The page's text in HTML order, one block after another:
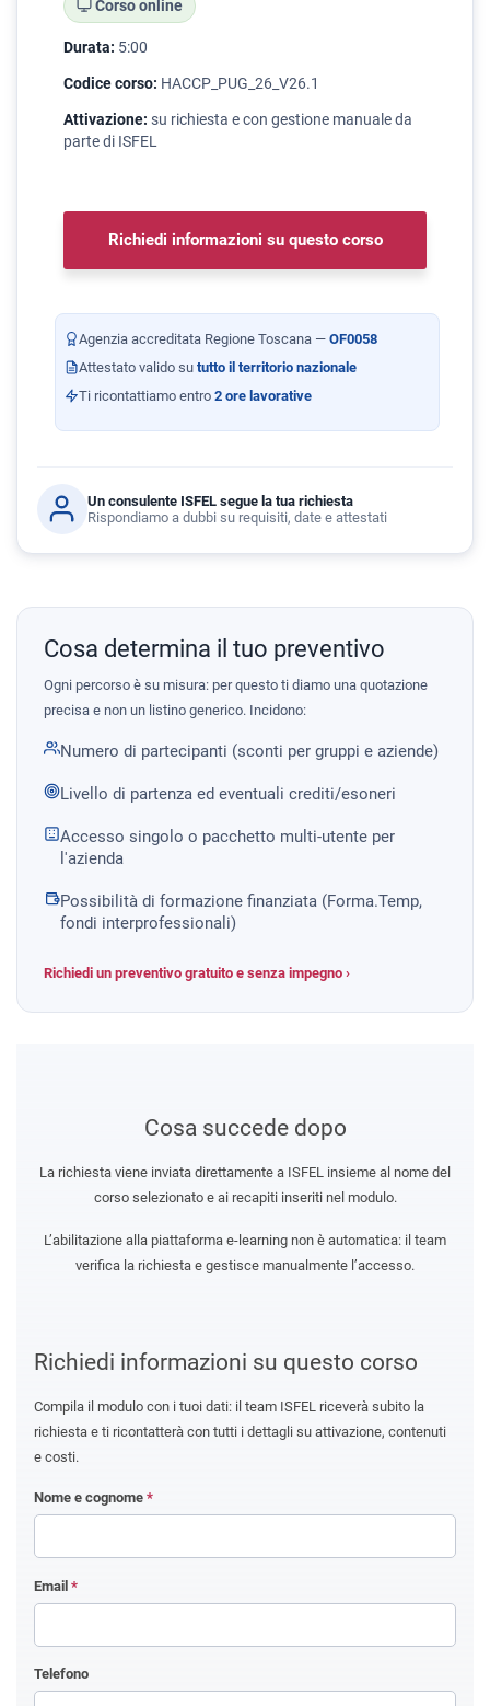
Corso online
Durata: 5:00
Codice corso: HACCP_PUG_26_V26.1
Attivazione: su richiesta e con gestione manuale da
parte di ISFEL
Richiedi informazioni su questo corso
Agenzia accreditata Regione Toscana — OF0058
Attestato valido su tutto il territorio nazionale
Ti ricontattiamo entro 2 ore lavorative
Un consulente ISFEL segue la tua richiesta
Rispondiamo a dubbi su requisiti, date e attestati
Cosa determina il tuo preventivo
Ogni percorso è su misura: per questo ti diamo una quotazione
precisa e non un listino generico. Incidono:
Numero di partecipanti (sconti per gruppi e aziende)
Livello di partenza ed eventuali crediti/esoneri
Accesso singolo o pacchetto multi-utente per
l'azienda
Possibilità di formazione finanziata (Forma.Temp,
fondi interprofessionali)
Richiedi un preventivo gratuito e senza impegno ›
Richiedi informazioni su questo corso
Compila il modulo con i tuoi dati: il team ISFEL riceverà subito la
richiesta e ti ricontatterà con tutti i dettagli su attivazione, contenuti
e costi.
Nome e cognome *
Email *
Telefono
Cosa succede dopo
La richiesta viene inviata direttamente a ISFEL insieme al nome del
corso selezionato e ai recapiti inseriti nel modulo.
L’abilitazione alla piattaforma e-learning non è automatica: il team
verifica la richiesta e gestisce manualmente l’accesso.